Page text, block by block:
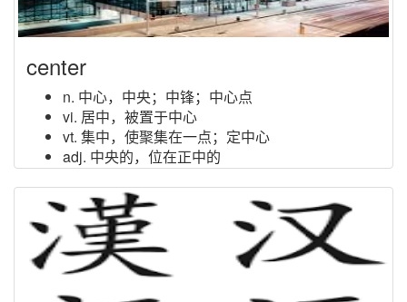
center
n. 中心，中央；中锋；中心点
vi. 居中，被置于中心
vt. 集中，使聚集在一点；定中心
adj. 中央的，位在正中的